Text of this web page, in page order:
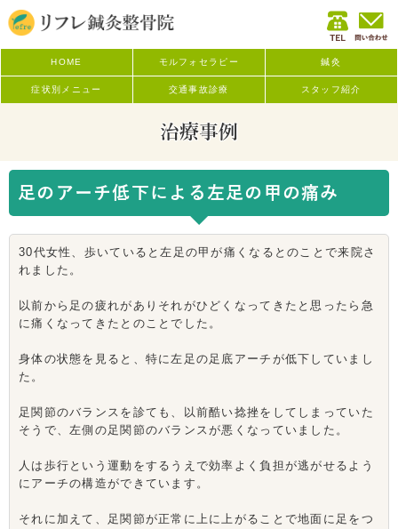
HOME モルフォセラピー 鍼灸
症状別メニュー 交通事故診療 スタッフ紹介
治療事例
足のアーチ低下による左足の甲の痛み
30代女性、歩いていると左足の甲が痛くなるとのことで来院さ
れました。
以前から足の疲れがありそれがひどくなってきたと思ったら急
に痛くなってきたとのことでした。
身体の状態を見ると、特に左足の足底アーチが低下していまし
た。
足関節のバランスを診ても、以前酷い捻挫をしてしまっていた
そうで、左側の足関節のバランスが悪くなっていました。
人は歩行という運動をするうえで効率よく負担が逃がせるよう
にアーチの構造ができています。
それに加えて、足関節が正常に上に上がることで地面に足をつ